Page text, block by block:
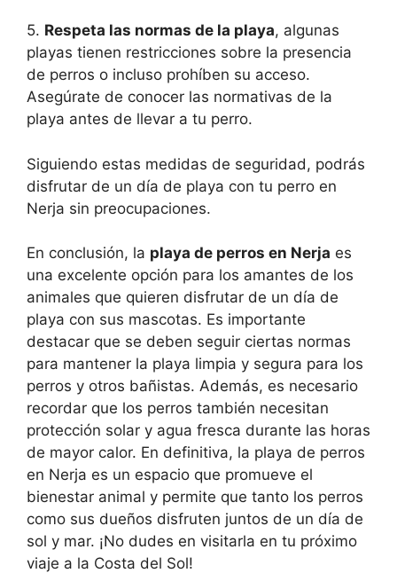
5. Respeta las normas de la playa, algunas
playas tienen restricciones sobre la presencia
de perros o incluso prohíben su acceso.
Asegúrate de conocer las normativas de la
playa antes de llevar a tu perro.
Siguiendo estas medidas de seguridad, podrás
disfrutar de un día de playa con tu perro en
Nerja sin preocupaciones.
En conclusión, la playa de perros en Nerja es
una excelente opción para los amantes de los
animales que quieren disfrutar de un día de
playa con sus mascotas. Es importante
destacar que se deben seguir ciertas normas
para mantener la playa limpia y segura para los
perros y otros bañistas. Además, es necesario
recordar que los perros también necesitan
protección solar y agua fresca durante las horas
de mayor calor. En definitiva, la playa de perros
en Nerja es un espacio que promueve el
bienestar animal y permite que tanto los perros
como sus dueños disfruten juntos de un día de
sol y mar. ¡No dudes en visitarla en tu próximo
viaje a la Costa del Sol!